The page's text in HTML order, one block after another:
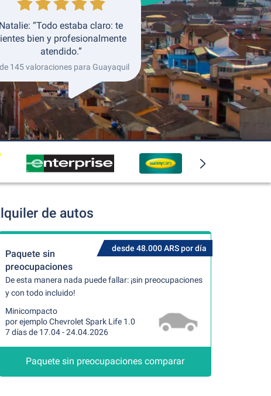
Natalie: “Todo estaba claro: te
bien y profesionalmente
atendido.”
145 valoraciones para Guayaquil
de autos
desde 48.000 ARS por día
Paquete sin
preocupaciones
De esta manera nada puede fallar: ¡sin preocupaciones
y con todo incluido!
Minicompacto
por ejemplo Chevrolet Spark Life 1.0
7 días de 17.04 - 24.04.2026
Paquete sin preocupaciones comparar